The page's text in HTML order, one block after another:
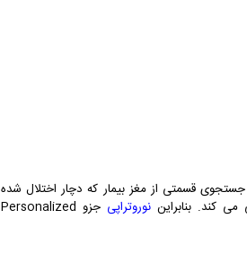
قسمتی از مغز بیمار که دچار اختلال شده
کند. بنابراین نوروتراپی
جزو Personalized